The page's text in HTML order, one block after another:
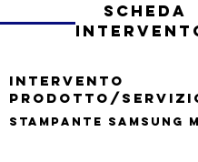
INTERVENTO
PRODOTTO/
STAMPANTE SAMSUNG
scheda